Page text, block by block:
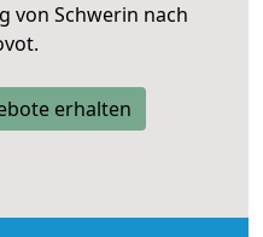
von Schwerin nach
erhalten